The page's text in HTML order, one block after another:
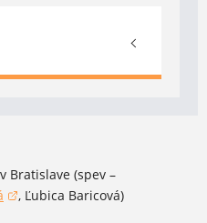
Bratislave (spev –
okne)
, Ľubica Baricová)